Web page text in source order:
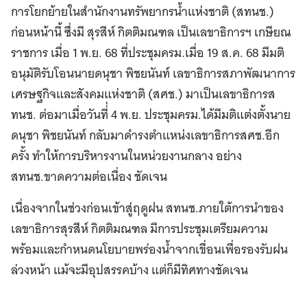
การโยกย้ายในสำนักงานทรัพยากรน้ำแห่งชาติ (สทนช.)
ก่อนหน้านี้ ซึ่งมี สุรสีห์ กิตติมณฑล เป็นเลขาธิการฯ เกษียณ
ราชการ เมื่อ 1 พ.ย. 68 ที่ประชุมครม.เมื่อ 19 ส.ค. 68 มีมติ
อนุมัติรับโอนนายดนุชา พิชยนันท์ เลขาธิการสภาพัฒนาการ
เศรษฐกิจและสังคมแห่งชาติ (สศช.) มาเป็นเลขาธิการส
ทนช. ต่อมาเมื่อวันที่่ 4 พ.ย. ประชุมครม.ได้มีมติแต่งตั้งนาย
ดนุชา พิชยนันท์ กลับมาดำรงตำแหน่งเลขาธิการสศช.อีก
ครั้ง ทำให้การบริหารงานในหน่วยงานกลาง อย่าง
สทนช.ขาดความต่อเนื่อง ชัดเจน
เนื่องจากในช่วงก่อนเข้าสู่ฤดูฝน สทนช.ภายใต้การนำของ
เลขาธิการสุรสีห์ กิตติมณฑล มีการประชุมเตรียมความ
พร้อมและกำหนดนโยบายพร่องน้ำจากเขื่อนเพื่อรองรับฝน
ล่วงหน้า แม้จะมีอุปสรรคบ้าง แต่ก็มีทิศทางชัดเจน